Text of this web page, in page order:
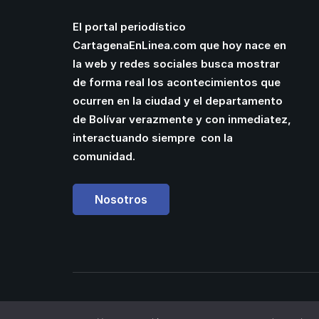
El portal periodístico
CartagenaEnLinea.com que hoy nace en
la web y redes sociales busca mostrar
de forma real los acontecimientos que
ocurren en la ciudad y el departamento
de Bolívar verazmente y con inmediatez,
interactuando siempre con la
comunidad.
Nosotros